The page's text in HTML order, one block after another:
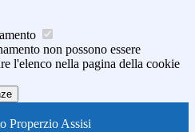
non possono essere
l'elenco nella pagina della cookie
Properzio Assisi